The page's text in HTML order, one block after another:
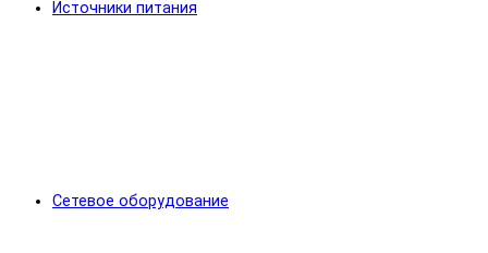
Источники питания
Сетевое оборудование